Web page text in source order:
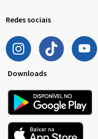
Redes sociais
Downloads